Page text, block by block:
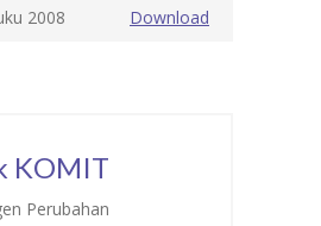
2008 Download
KOMIT
Perubahan